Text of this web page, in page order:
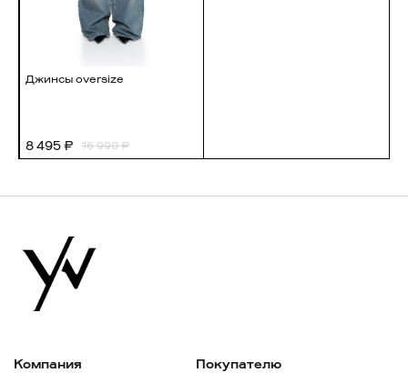
АФИМОЛЛ
Джинсы oversize
8 495 ₽ 16 990 ₽
Компания Покупателю